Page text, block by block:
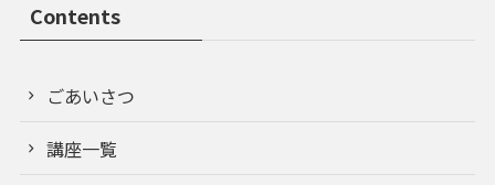
Contents
ごあいさつ
講座一覧